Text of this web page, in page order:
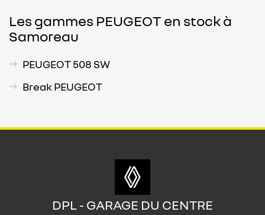
Les gammes PEUGEOT en stock à
Samoreau
PEUGEOT 508 SW
Break PEUGEOT
DPL - GARAGE DU CENTRE